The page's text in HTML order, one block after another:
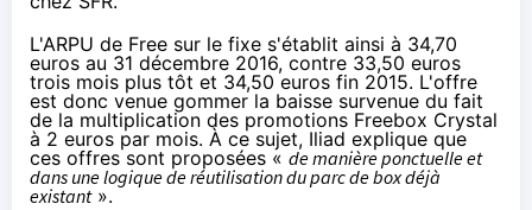
L'ARPU de Free sur le fixe s'établit ainsi à 34,70
euros au 31 décembre 2016, contre 33,50 euros
trois mois plus tôt et 34,50 euros fin 2015. L'offre
est donc venue gommer la baisse survenue du fait
de la multiplication des promotions Freebox Crystal
à 2 euros par mois. À ce sujet, Iliad explique que
ces offres sont proposées « de manière ponctuelle et
dans une logique de réutilisation du parc de box déjà
existant».